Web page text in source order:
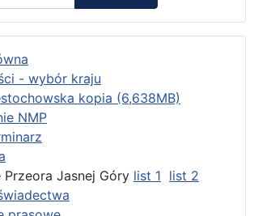
- wybór kraju
kopia (6,638MB)
NMP
Przeora Jasnej Góry list 1 list 2